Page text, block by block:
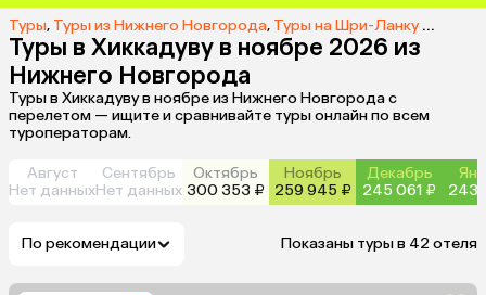
Туры, Туры из Нижнего Новгорода, Туры на Шри-Ланку из Нижнего Новгорода
Туры в Хиккадуву в ноябре 2026 из
Нижнего Новгорода
Туры в Хиккадуву в ноябре из Нижнего Новгорода с
перелетом — ищите и сравнивайте туры онлайн по всем
туроператорам.
Август
Нет данных
Сентябрь
Нет данных
Октябрь
300 353 ₽
Ноябрь
259 945 ₽
Декабрь
245 061 ₽
243
По рекомендации Показаны туры в 42 отеля